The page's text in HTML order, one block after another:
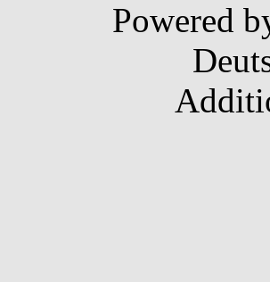
Powered